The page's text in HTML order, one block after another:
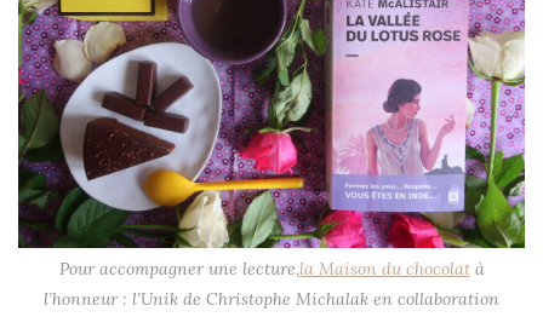
Pour accompagner une lecture,la Maison du chocolatà
l’honneur : l’Unik de Christophe Michalak en collaboration